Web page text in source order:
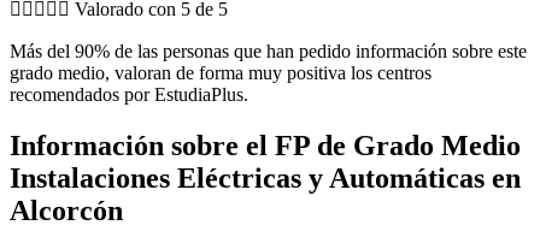
     Valorado con 5 de 5
Más del 90% de las personas que han pedido información sobre este
grado medio, valoran de forma muy positiva los centros
recomendados por EstudiaPlus.
Información sobre el FP de Grado Medio
Instalaciones Eléctricas y Automáticas en
Alcorcón